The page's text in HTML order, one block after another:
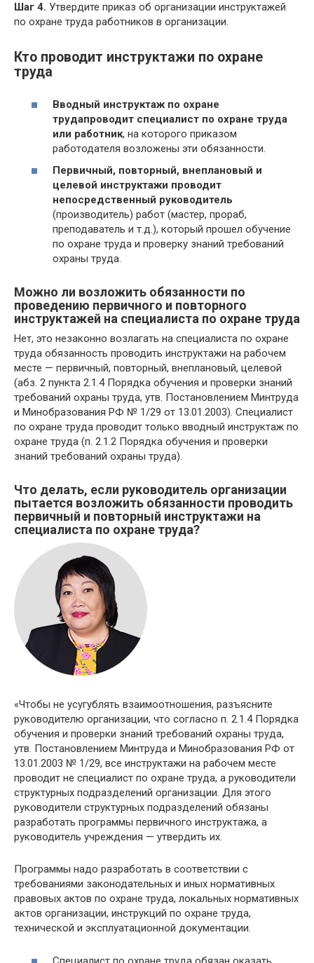
Шаг 4. Утвердите приказ об организации инструктажей
по охране труда работников в организации.
Кто проводит инструктажи по охране
труда
Вводный инструктаж по охране
трудапроводит специалист по охране труда
или работник, на которого приказом
работодателя возложены эти обязанности.
Первичный, повторный, внеплановый и
целевой инструктажи проводит
непосредственный руководитель
(производитель) работ (мастер, прораб,
преподаватель и т.д.), который прошел обучение
по охране труда и проверку знаний требований
охраны труда.
Можно ли возложить обязанности по
проведению первичного и повторного
инструктажей на специалиста по охране труда
Нет, это незаконно возлагать на специалиста по охране
труда обязанность проводить инструктажи на рабочем
месте — первичный, повторный, внеплановый, целевой
(абз. 2 пункта 2.1.4 Порядка обучения и проверки знаний
требований охраны труда, утв. Постановлением Минтруда
и Минобразования РФ № 1/29 от 13.01.2003). Специалист
по охране труда проводит только вводный инструктаж по
охране труда (п. 2.1.2 Порядка обучения и проверки
знаний требований охраны труда).
Что делать, если руководитель организации
пытается возложить обязанности проводить
первичный и повторный инструктажи на
специалиста по охране труда?
«Чтобы не усугублять взаимоотношения, разъясните
руководителю организации, что согласно п. 2.1.4 Порядка
обучения и проверки знаний требований охраны труда,
утв. Постановлением Минтруда и Минобразования РФ от
13.01.2003 № 1/29, все инструктажи на рабочем месте
проводит не специалист по охране труда, а руководители
структурных подразделений организации. Для этого
руководители структурных подразделений обязаны
разработать программы первичного инструктажа, а
руководитель учреждения — утвердить их.
Программы надо разработать в соответствии с
требованиями законодательных и иных нормативных
правовых актов по охране труда, локальных нормативных
актов организации, инструкций по охране труда,
технической и эксплуатационной документации.